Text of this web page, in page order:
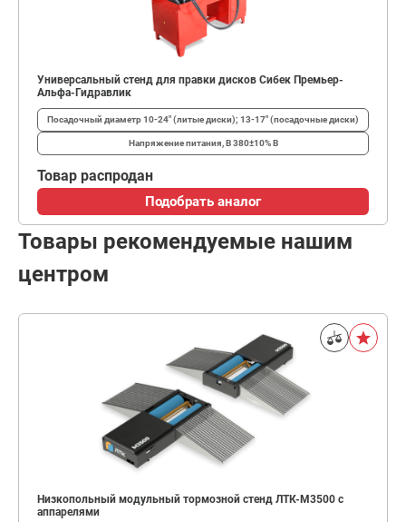
Универсальный стенд для правки дисков Сибек Премьер-
Альфа-Гидравлик
Посадочный диаметр10-24" (литые диски); 13-17" (посадочные диски)
Напряжение питания, В380±10% В
Товар распродан
Подобрать аналог
Товары рекомендуемые нашим
центром
Низкопольный модульный тормозной стенд ЛТК-М3500 с
аппарелями